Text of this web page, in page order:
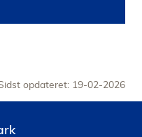
opdateret: 19-02-2026